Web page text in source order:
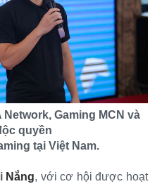
Network, Gaming MCN và
quyền
tại Việt Nam.
Nắng, với cơ hội được hoạt